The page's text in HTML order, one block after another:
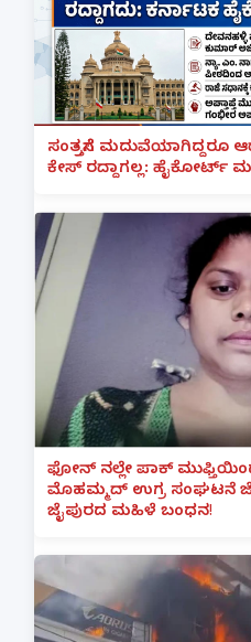
ಸಂತ್ರಸ್ತೆಗೆ
ಕೇಸ್ ರದ್ದಾಗಲ್ಲ: ಹೈಕೋರ್ಟ್
ಫೋನ್ ನಲ್ಲೇ ಪಾಕ್
ಮೊಹಮ್ಮದ್ ಉಗ್ರ ಸಂಘಟನೆ
ಜೈಪುರದ ಮಹಿಳೆ ಬಂಧನ!